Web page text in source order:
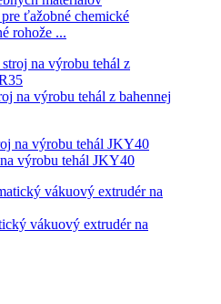
ťažobné chemické
rohože ...
na výrobu tehál z bahennej
výrobu tehál JKY40
vákuový extrudér na